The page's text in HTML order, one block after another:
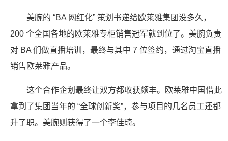
美腕的 “BA 网红化” 策划书递给欧莱雅集团没多久，
200 个全国各地的欧莱雅专柜销售冠军就到位了。美腕负责
对 BA 们做直播培训，最终与其中 7 位签约，通过淘宝直播
销售欧莱雅产品。
这个合作企划最终让双方都收获颇丰。欧莱雅中国借此
拿到了集团当年的 “全球创新奖”，参与项目的几名员工还都
升了职。美腕则获得了一个李佳琦。